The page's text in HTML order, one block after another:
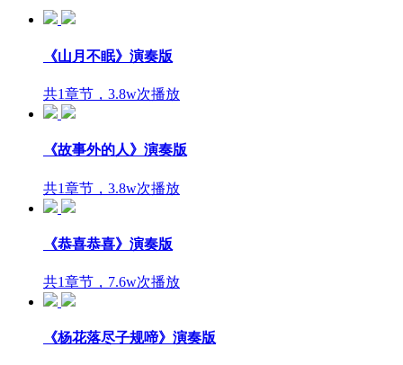
《山月不眠》演奏版
共1章节，3.8w次播放
《故事外的人》演奏版
共1章节，3.8w次播放
《恭喜恭喜》演奏版
共1章节，7.6w次播放
《杨花落尽子规啼》演奏版